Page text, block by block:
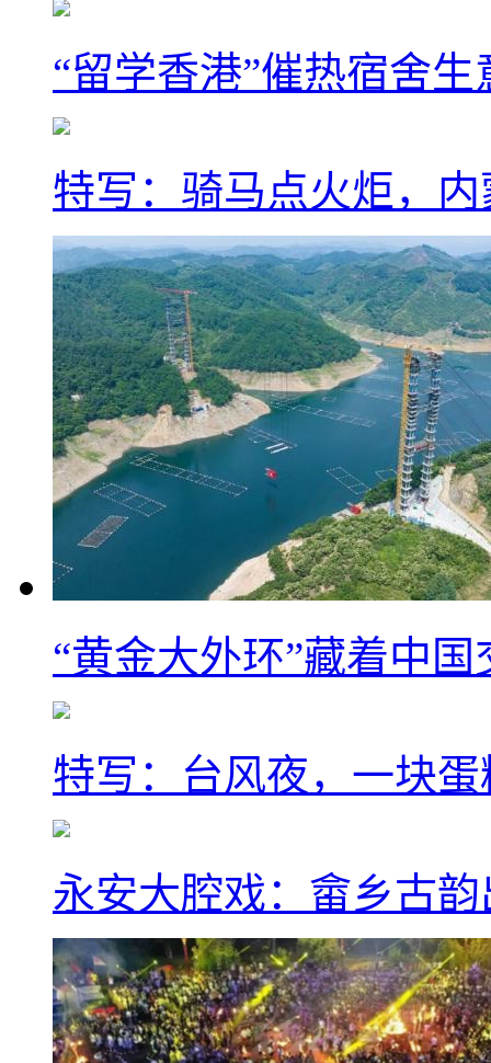
“留学香港”催热宿舍
特写：骑马点火炬，
“黄金大外环”藏着中
特写：台风夜，一块
永安大腔戏：畲乡古